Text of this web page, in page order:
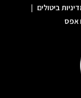
ביטולים |
אפס